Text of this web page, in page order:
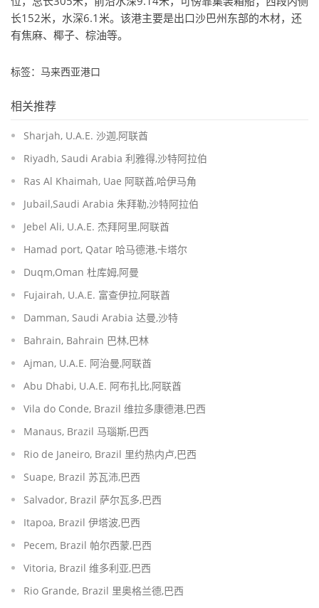
长152米，水深6.1米。该港主要是出口沙巴州东部的木材，还
有焦麻、椰子、棕油等。
标签：马来西亚港口
相关推荐
Sharjah, U.A.E. 沙迦,阿联酋
Riyadh, Saudi Arabia 利雅得,沙特阿拉伯
Ras Al Khaimah, Uae 阿联酋,哈伊马角
Jubail,Saudi Arabia 朱拜勒,沙特阿拉伯
Jebel Ali, U.A.E. 杰拜阿里,阿联酋
Hamad port, Qatar 哈马德港,卡塔尔
Duqm,Oman 杜库姆,阿曼
Fujairah, U.A.E. 富查伊拉,阿联酋
Damman, Saudi Arabia 达曼,沙特
Bahrain, Bahrain 巴林,巴林
Ajman, U.A.E. 阿治曼,阿联酋
Abu Dhabi, U.A.E. 阿布扎比,阿联酋
Vila do Conde, Brazil 维拉多康德港,巴西
Manaus, Brazil 马瑙斯,巴西
Rio de Janeiro, Brazil 里约热内卢,巴西
Suape, Brazil 苏瓦沛,巴西
Salvador, Brazil 萨尔瓦多,巴西
Itapoa, Brazil 伊塔波,巴西
Pecem, Brazil 帕尔西蒙,巴西
Vitoria, Brazil 维多利亚,巴西
Rio Grande, Brazil 里奥格兰德,巴西